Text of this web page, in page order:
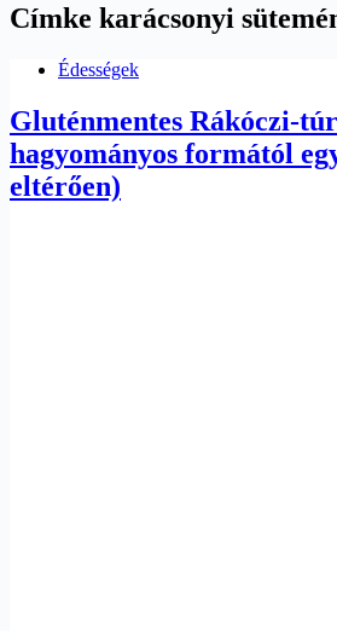
Címke karácsonyi
Édességek
Gluténmentes Rákóczi-
hagyományos formától
eltérően)